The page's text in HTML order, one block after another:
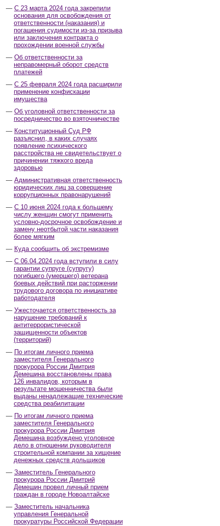
С 23 марта 2024 года закрепили
основания для освобождения от
ответственности (наказания) и
погашения судимости из-за призыва
или заключения контракта о
прохождении военной службы
Об ответственности за
неправомерный оборот средств
платежей
С 25 февраля 2024 года расширили
применение конфискации
имущества
Об уголовной ответственности за
посредничество во взяточничестве
Конституционный Суд РФ
разъяснил, в каких случаях
появление психического
расстройства не свидетельствует о
причинении тяжкого вреда
здоровью
Административная ответственность
юридических лиц за совершение
коррупционных правонарушений
С 10 июня 2024 года к большему
числу женщин смогут применить
условно-досрочное освобождение и
замену неотбытой части наказания
более мягким
Куда сообщить об экстремизме
С 06.04.2024 года вступили в силу
гарантии супруге (супругу)
погибшего (умершего) ветерана
боевых действий при расторжении
трудового договора по инициативе
работодателя
Ужесточается ответственность за
нарушение требований к
антитеррористической
защищенности объектов
(территорий)
По итогам личного приема
заместителя Генерального
прокурора России Дмитрия
Демешина восстановлены права
126 инвалидов, которым в
результате мошенничества были
выданы ненадлежащие технические
средства реабилитации
По итогам личного приема
заместителя Генерального
прокурора России Дмитрия
Демешина возбуждено уголовное
дело в отношении руководителя
строительной компании за хищение
денежных средств дольщиков
Заместитель Генерального
прокурора России Дмитрий
Демешин провел личный прием
граждан в городе Новоалтайске
Заместитель начальника
управления Генеральной
прокуратуры Российской Федерации